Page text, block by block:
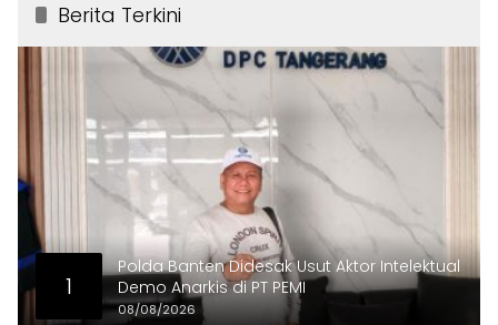
Berita Terkini
1
Polda Banten Didesak Usut Aktor Intelektual
Demo Anarkis di PT PEMI
08/08/2026